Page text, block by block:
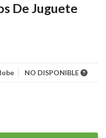
De Juguete
NO DISPONIBLE